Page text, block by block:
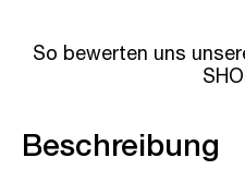
So bewerten uns
Beschreibung